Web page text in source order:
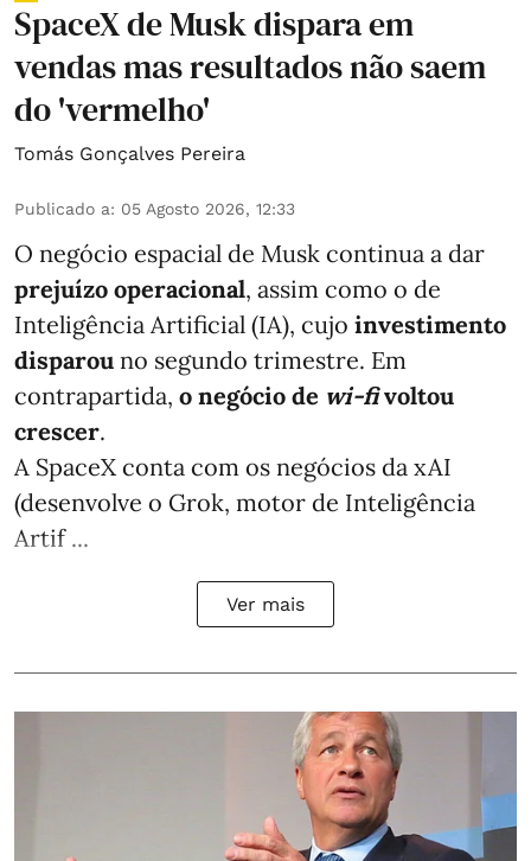
SpaceX de Musk dispara em
vendas mas resultados não saem
do 'vermelho'
Tomás Gonçalves Pereira
Publicado a: 05 Agosto 2026, 12:33
O negócio espacial de Musk continua a dar
prejuízo operacional, assim como o de
Inteligência Artificial (IA), cujo investimento
disparou no segundo trimestre. Em
contrapartida, o negócio de wi-fivoltou
crescer.
A SpaceX conta com os negócios da xAI
(desenvolve o Grok, motor de Inteligência
Artif ...
Ver mais